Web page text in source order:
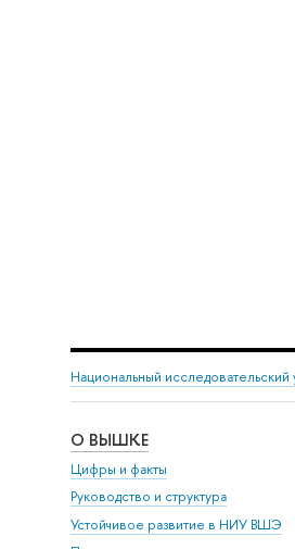
Национальный
О ВЫШКЕ
Цифры и факты
Руководство и структура
Устойчивое развитие в НИУ ВШЭ